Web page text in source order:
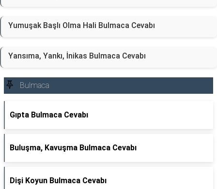
Yumuşak Başlı Olma Hali Bulmaca Cevabı
Yansıma, Yankı, İnikas Bulmaca Cevabı
Bulmaca
Gıpta Bulmaca Cevabı
Buluşma, Kavuşma Bulmaca Cevabı
Dişi Koyun Bulmaca Cevabı